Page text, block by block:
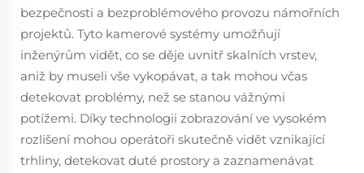
bezpečnosti a bezproblémového provozu námořních
projektů. Tyto kamerové systémy umožňují
inženýrům vidět, co se děje uvnitř skalních vrstev,
aniž by museli vše vykopávat, a tak mohou včas
detekovat problémy, než se stanou vážnými
potížemi. Díky technologii zobrazování ve vysokém
rozlišení mohou operátoři skutečně vidět vznikající
trhliny, detekovat duté prostory a zaznamenávat